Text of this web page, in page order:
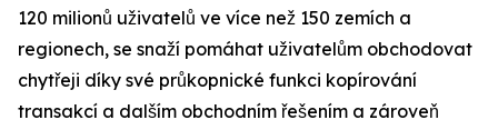
120 milionů uživatelů ve více než 150 zemích a
regionech, se snaží pomáhat uživatelům obchodovat
chytřeji díky své průkopnické funkci kopírování
transakcí a dalším obchodním řešením a zároveň